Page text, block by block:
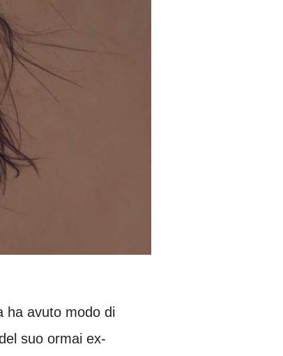
ha avuto modo di
suo ormai ex-